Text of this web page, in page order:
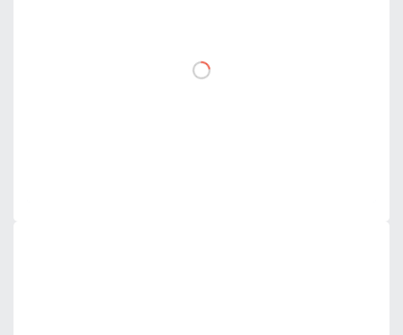
DO KOSZYKA